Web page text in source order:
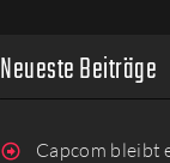
Neueste Beiträge
Capcom bleibt